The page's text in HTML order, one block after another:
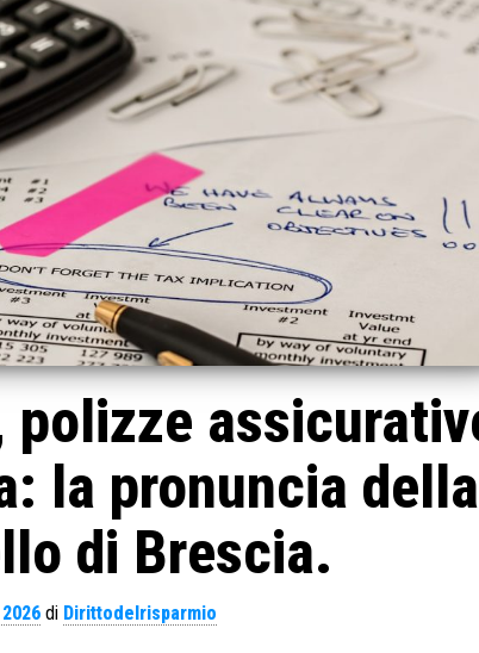
polizze
la pronuncia della
di Brescia.
di Dirittodelrisparmio